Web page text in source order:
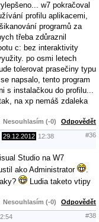
w7 pokračoval
profilu aplikacemi,
programů za
třeba zdůraznil
c: bez interaktivity
po osmi letech
tolerovat prasečiny typu
napsalo, tento program
s instalačkou do profilu...
na xp nemáš zdaleka
Nesouhlasím (-0) Odpovědět
29.12.2012 12:38 #36
Studio na W7
ako Administrator
.
Ludia taketo vtipy
Nesouhlasím (-0) Odpovědět
#38